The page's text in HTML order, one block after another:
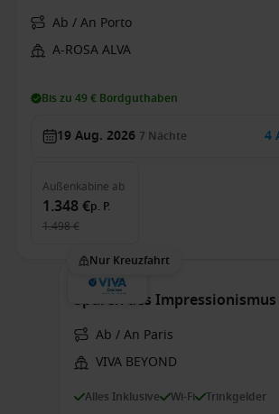
Ab / An Porto
A-ROSA ALVA
Bis zu 49 € Bordguthaben
19 Aug. 2026 7 Nächte 4
Außenkabine ab
1.348 €p. P.
1.498 €
Nur Kreuzfahrt
Spuren des Impressionismus
Ab / An Paris
VIVA BEYOND
Alles Inklusive Wi-Fi Trinkgelder